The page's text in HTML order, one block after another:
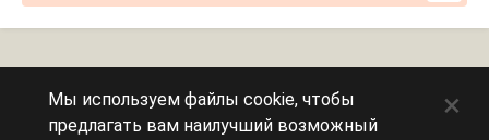
Мы используем файлы cookie, чтобы
предлагать вам наилучший возможный
×